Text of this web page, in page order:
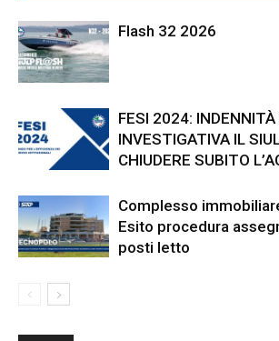
Flash 32 2026
FESI 2024: INDENNITÀ
INVESTIGATIVA IL
CHIUDERE SUBITO
Complesso
Esito procedura
posti letto